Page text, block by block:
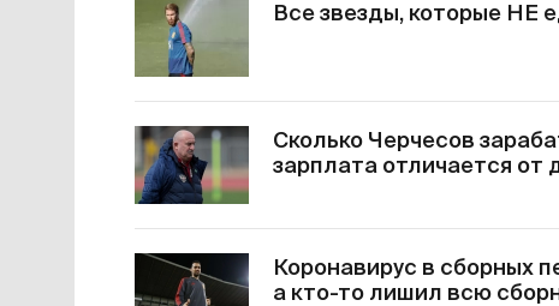
Все звезды, которые НЕ
Сколько Черчесов
зарплата отличается от
Коронавирус в сборных
а кто-то лишил всю